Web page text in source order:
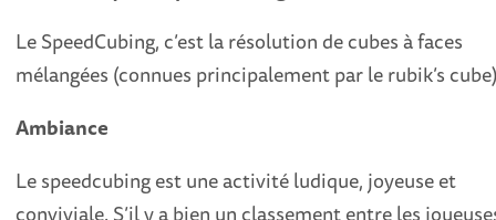
Le SpeedCubing, c’est la résolution de cubes à faces
mélangées (connues principalement par le rubik’s
Ambiance
Le speedcubing est une activité ludique, joyeuse et
conviviale. S’il y a bien un classement entre les